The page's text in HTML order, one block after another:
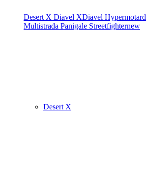
Desert X Diavel XDiavel Hypermotard
Multistrada Panigale Streetfighternew
Desert X